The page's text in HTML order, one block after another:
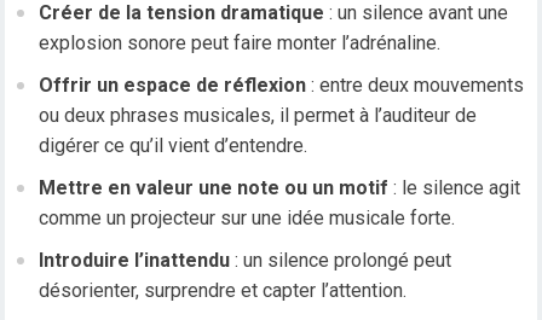
Créer de la tension dramatique : un silence avant une
explosion sonore peut faire monter l’adrénaline.
Offrir un espace de réflexion : entre deux mouvements
ou deux phrases musicales, il permet à l’auditeur de
digérer ce qu’il vient d’entendre.
Mettre en valeur une note ou un motif : le silence agit
comme un projecteur sur une idée musicale forte.
Introduire l’inattendu : un silence prolongé peut
désorienter, surprendre et capter l’attention.